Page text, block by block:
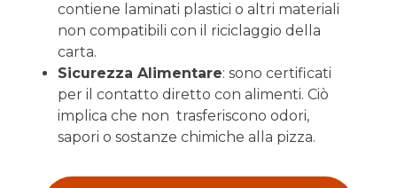
contiene laminati plastici o altri materiali
non compatibili con il riciclaggio della
carta.
Sicurezza Alimentare: sono certificati
per il contatto diretto con alimenti. Ciò
implica che non trasferiscono odori,
sapori o sostanze chimiche alla pizza.